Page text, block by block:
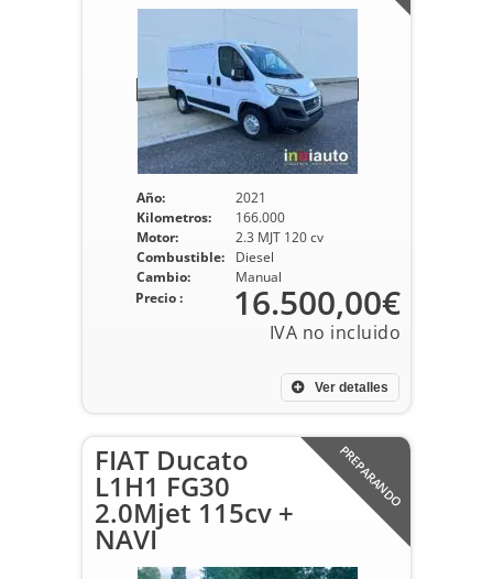
Año:
2021
Kilometros:
166.000
Motor:
2.3 MJT 120 cv
Combustible:
Diesel
Cambio:
Manual
Ver detalles
Precio : 16.500,00€
PREPARANDO
FIAT Ducato
L1H1 FG30
2.0Mjet 115cv +
NAVI